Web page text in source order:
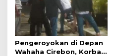
t
r
u
Pengeroyokan di Depan
Wahaha Cirebon, Korban